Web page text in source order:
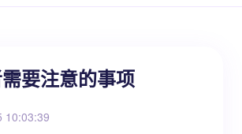
要注意的事项
10:03:39